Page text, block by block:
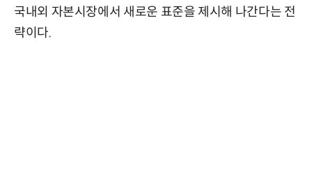
국내외 자본시장에서 새로운 표준을 제시해 나간다는 전
략이다.